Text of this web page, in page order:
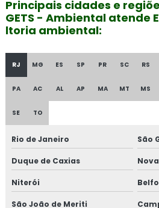
Principais cidades e
GETS - Ambiental atende
ltoria ambiental:
RJ MG ES SP PR SC RS
PA AC AL AP MA MT MS
SE TO
Rio de Janeiro São
Duque de Caxias
Niterói
São João de Meriti